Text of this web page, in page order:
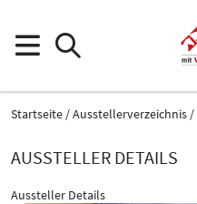
Startseite Ausstellerverzeichnis
AUSSTELLER DETAILS
Aussteller Details